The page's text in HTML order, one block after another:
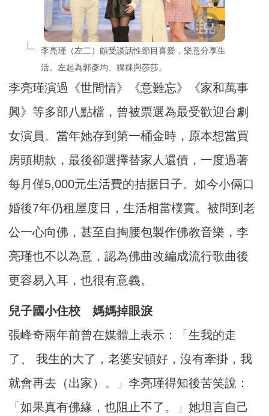
李亮瑾（左二）頗受談話性節目喜愛，樂意分享生
活。左起為郭彥均、粿粿與莎莎。
李亮瑾演過《世間情》《意難忘》《家和萬事
興》等多部八點檔，曾被票選為最受歡迎台劇
女演員。當年她存到第一桶金時，原本想當買
房頭期款，最後卻選擇替家人還債，一度過著
每月僅5,000元生活費的拮据日子。如今小倆口
婚後7年仍租屋度日，生活相當樸實。被問到老
公一心向佛，甚至自掏腰包製作佛教音樂，李
亮瑾也不以為意，認為佛曲改編成流行歌曲後
更容易入耳，也很有意義。
兒子國小住校 媽媽掉眼淚
張峰奇兩年前曾在媒體上表示：「生我的走
了、 我生的大了，老婆安頓好，沒有牽掛，我
就會再去（出家）。」李亮瑾得知後苦笑說：
「如果真有佛緣，也阻止不了。」她坦言自己